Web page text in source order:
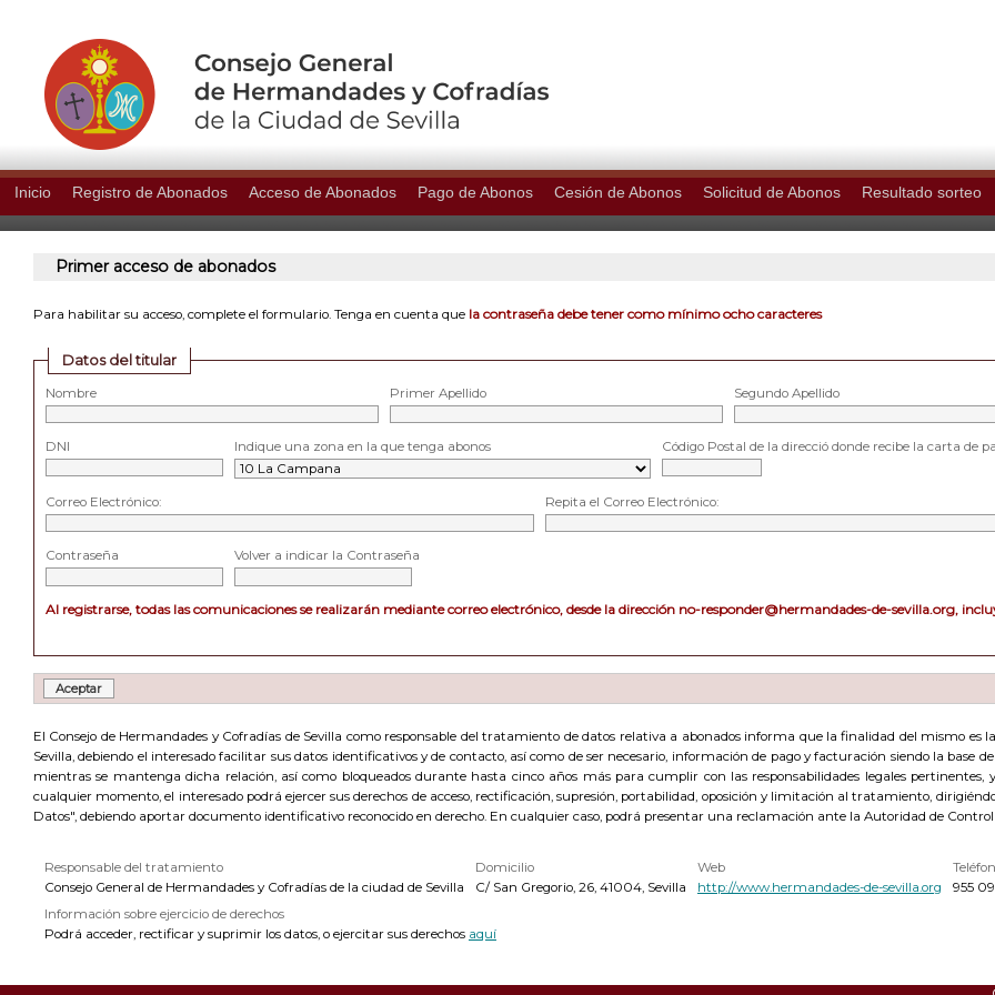
Inicio Registro de Abonados Acceso de Abonados Pago de Abonos Cesión de Abonos Solicitud de Abonos Resultado sorteo
Primer acceso de abonados
Para habilitar su acceso, complete el formulario. Tenga en cuenta que la contraseña debe tener como mínimo ocho caracteres
Datos del titular
Nombre Primer Apellido Segundo Apellido
DNI Indique una zona en la que tenga abonos Código Postal de la direcció donde recibe la carta de
Correo Electrónico: Repita el Correo Electrónico:
Contraseña Volver a indicar la Contraseña
Al registrarse, todas las comunicaciones se realizarán mediante correo electrónico, desde la dirección no-responder@hermandades-de-sevilla.org,
El Consejo de Hermandades y Cofradías de Sevilla como responsable del tratamiento de datos relativa a abonados informa que la finalidad del mismo es
Sevilla, debiendo el interesado facilitar sus datos identificativos y de contacto, así como de ser necesario, información de pago y facturación siendo la base
mientras se mantenga dicha relación, así como bloqueados durante hasta cinco años más para cumplir con las responsabilidades legales pertinentes,
cualquier momento, el interesado podrá ejercer sus derechos de acceso, rectificación, supresión, portabilidad, oposición y limitación al tratamiento,
Datos", debiendo aportar documento identificativo reconocido en derecho. En cualquier caso, podrá presentar una reclamación ante la Autoridad de
Responsable del tratamiento
Consejo General de Hermandades y Cofradías de la ciudad de Sevilla
Domicilio
C/ San Gregorio, 26, 41004, Sevilla
Web
http://www.hermandades-de-sevilla.org
955
Información sobre ejercicio de derechos
Podrá acceder, rectificar y suprimir los datos, o ejercitar sus derechos aquí